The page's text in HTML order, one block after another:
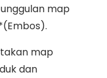
map
map
dan